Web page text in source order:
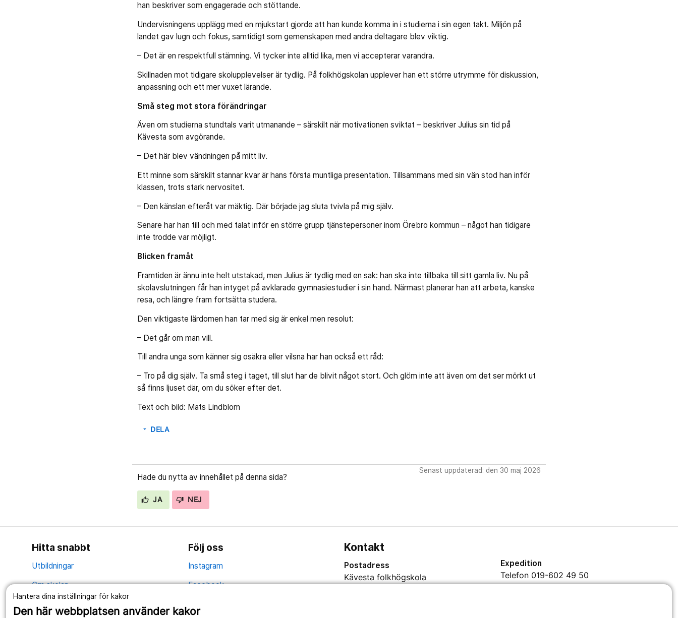
Hantera dina inställningar för kakor
Den här webbplatsen använder kakor
han beskriver som engagerade och stöttande.
Undervisningens upplägg med en mjukstart gjorde att han kunde komma in i studierna i sin egen takt. Miljön på
landet gav lugn och fokus, samtidigt som gemenskapen med andra deltagare blev viktig.
– Det är en respektfull stämning. Vi tycker inte alltid lika, men vi accepterar varandra.
Skillnaden mot tidigare skolupplevelser är tydlig. På folkhögskolan upplever han ett större utrymme för diskussion,
anpassning och ett mer vuxet lärande.
Små steg mot stora förändringar
Även om studierna stundtals varit utmanande – särskilt när motivationen sviktat – beskriver Julius sin tid på
Kävesta som avgörande.
– Det här blev vändningen på mitt liv.
Ett minne som särskilt stannar kvar är hans första muntliga presentation. Tillsammans med sin vän stod han inför
klassen, trots stark nervositet.
– Den känslan efteråt var mäktig. Där började jag sluta tvivla på mig själv.
Senare har han till och med talat inför en större grupp tjänstepersoner inom Örebro kommun – något han tidigare
inte trodde var möjligt.
Blicken framåt
Framtiden är ännu inte helt utstakad, men Julius är tydlig med en sak: han ska inte tillbaka till sitt gamla liv. Nu på
skolavslutningen får han intyget på avklarade gymnasiestudier i sin hand. Närmast planerar han att arbeta, kanske
resa, och längre fram fortsätta studera.
Den viktigaste lärdomen han tar med sig är enkel men resolut:
– Det går om man vill.
Till andra unga som känner sig osäkra eller vilsna har han också ett råd:
– Tro på dig själv. Ta små steg i taget, till slut har de blivit något stort. Och glöm inte att även om det ser mörkt ut
så finns ljuset där, om du söker efter det.
Text och bild: Mats Lindblom
arrow_drop_down DELA
Hade du nytta av innehållet på denna sida?
JA NEJ
Senast uppdaterad: den 30 maj 2026
Hitta snabbt
Utbildningar
Om skolan
Evenemang
Följ oss
Instagram
Facebook
Kontakt
Postadress
Kävesta folkhögskola
Expedition
Telefon 019-602 49 50